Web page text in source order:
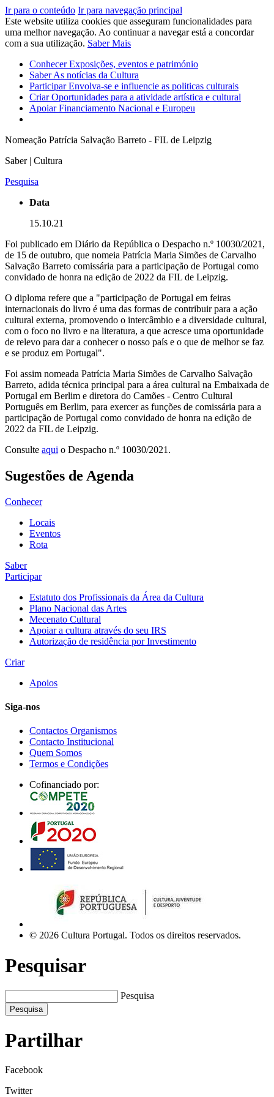
Ir para o conteúdo Ir para navegação principal
Este website utiliza cookies que asseguram funcionalidades para
uma melhor navegação. Ao continuar a navegar está a concordar
com a sua utilização. Saber Mais
ConhecerExposições, eventos e património
SaberAs notícias da Cultura
ParticiparEnvolva-se e influencie as politicas culturais
CriarOportunidades para a atividade artística e cultural
ApoiarFinanciamento Nacional e Europeu
Nomeação Patrícia Salvação Barreto - FIL de Leipzig
Saber | Cultura
Pesquisa
Data
15.10.21
Foi publicado em Diário da República o Despacho n.º 10030/2021,
de 15 de outubro, que nomeia Patrícia Maria Simões de Carvalho
Salvação Barreto comissária para a participação de Portugal como
convidado de honra na edição de 2022 da FIL de Leipzig.
O diploma refere que a "participação de Portugal em feiras
internacionais do livro é uma das formas de contribuir para a ação
cultural externa, promovendo o intercâmbio e a diversidade cultural,
com o foco no livro e na literatura, a que acresce uma oportunidade
de relevo para dar a conhecer o nosso país e o que de melhor se faz
e se produz em Portugal".
Foi assim nomeada Patrícia Maria Simões de Carvalho Salvação
Barreto, adida técnica principal para a área cultural na Embaixada de
Portugal em Berlim e diretora do Camões - Centro Cultural
Português em Berlim, para exercer as funções de comissária para a
participação de Portugal como convidado de honra na edição de
2022 da FIL de Leipzig.
Consulte aqui o Despacho n.º 10030/2021.
Sugestões de Agenda
Conhecer
Locais
Eventos
Rota
Saber
Participar
Estatuto dos Profissionais da Área da Cultura
Plano Nacional das Artes
Mecenato Cultural
Apoiar a cultura através do seu IRS
Autorização de residência por Investimento
Criar
Apoios
Siga-nos
Contactos Organismos
Contacto Institucional
Quem Somos
Termos e Condições
Cofinanciado por:
© 2026 Cultura Portugal. Todos os direitos reservados.
Pesquisar
Pesquisa
Pesquisa
Partilhar
Facebook
Twitter